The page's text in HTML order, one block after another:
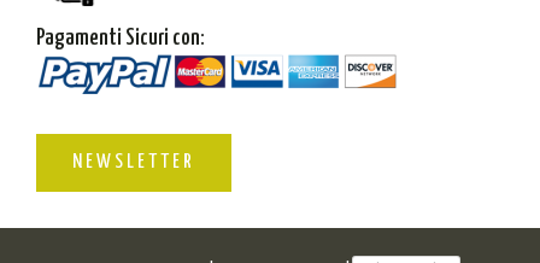
Pagamenti Sicuri con:
NEWSLETTER